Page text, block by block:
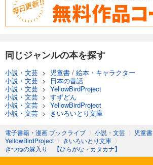
同じジャンルの本を探す
小説・文芸 > 児童書 / 絵本・キャラクター
小説・文芸 >
日本の昔話
小説・文芸 > YellowBirdProject
小説・文芸 > すずどん
小説・文芸 > YellowBirdProject
小説・文芸 > きいろいとり文庫
電子書籍・漫画 ブックライブ 〉 小説・文芸 〉 児童書
YellowBirdProject 〉 きいろいとり文庫 〉
きつねの嫁入り 【ひらがな・カタカナ】